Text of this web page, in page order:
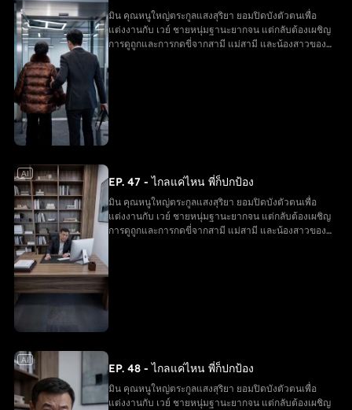
มิน คุณหนูใหญ่ตระกูลแสงสุริยา ยอมปิดบังตัวตนเพื่อ
แต่งงานกับ เวย์ ชายหนุ่มฐานะยากจน แต่กลับต้องเผชิญ
การดูถูกและการกดขี่จากสามี แม่สามี และน้องสาวของ
ช่วยเหลือจากพี่ชายทั้งสาม ตัดสินใจหย่าและกลับคืนสู่
ฐานะเดิม ขณะที่ครอบครัวของ เวย์ ต้องรับผลกรรมจาก
AI
EP. 47 - ไกลแค่ไหน พี่ก็ปกป้อง
มิน คุณหนูใหญ่ตระกูลแสงสุริยา ยอมปิดบังตัวตนเพื่อ
แต่งงานกับ เวย์ ชายหนุ่มฐานะยากจน แต่กลับต้องเผชิญ
การดูถูกและการกดขี่จากสามี แม่สามี และน้องสาวของ
ฐานะเดิม ขณะที่ครอบครัวของ เวย์ ต้องรับผลกรรมจาก
AI
EP. 48 - ไกลแค่ไหน พี่ก็ปกป้อง
มิน คุณหนูใหญ่ตระกูลแสงสุริยา ยอมปิดบังตัวตนเพื่อ
แต่งงานกับ เวย์ ชายหนุ่มฐานะยากจน แต่กลับต้องเผชิญ